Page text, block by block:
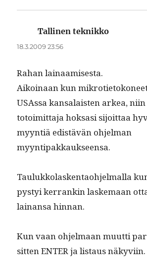
Tallinen teknikko
18.3.2009 23:56
Rahan lainaamis­es­ta.
Aikoinaan kun
USAs­sa kansalais­ten arkea,
to­toimit­ta­ja hok­sasi sijoit­taa
myyn­tiä edis­tävän ohjel­man
myyntipakkaukseensa.
Taulukko­lasken­tao­hjel­mal­la
pystyi ker­rankin laske­maan
lainansa hinnan.
Kun vaan ohjel­maan muut­ti
sit­ten ENTER ja lis­taus näkyviin.